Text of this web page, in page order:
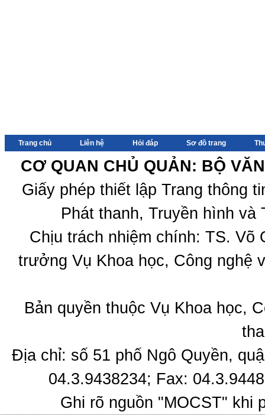
Trang chủ Liên hệ Hỏi đáp Sơ đồ trang
CƠ QUAN CHỦ QUẢN: BỘ
Giấy phép thiết lập Trang thông
Phát thanh, Truyền hình
Chịu trách nhiệm chính: TS.
trưởng Vụ Khoa học, Công nghệ
Bản quyền thuộc Vụ Khoa học,
Địa chỉ: số 51 phố Ngô Quyền,
04.3.9438234; Fax:
Ghi rõ nguồn "MOCST" khi